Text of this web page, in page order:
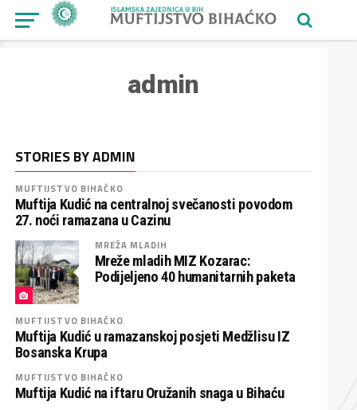
admin
STORIES BY ADMIN
MUFTIJSTVO BIHAĆKO
Muftija Kudić na centralnoj svečanosti povodom
27. noći ramazana u Cazinu
MREŽA MLADIH
Mreže mladih MIZ Kozarac:
Podijeljeno 40 humanitarnih paketa
MUFTIJSTVO BIHAĆKO
Muftija Kudić u ramazanskoj posjeti Medžlisu IZ
Bosanska Krupa
MUFTIJSTVO BIHAĆKO
Muftija Kudić na iftaru Oružanih snaga u Bihaću